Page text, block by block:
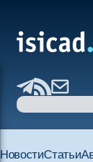
НовостиСтатьи